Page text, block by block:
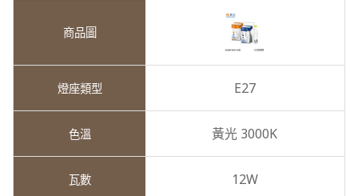
E27
黃光 3000K
12W